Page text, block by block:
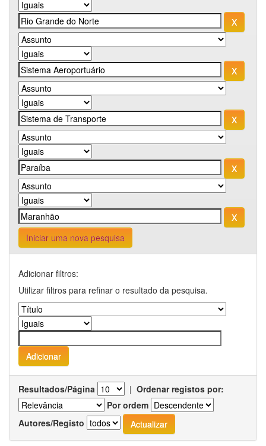
Iniciar uma nova pesquisa
Adicionar filtros:
Utilizar filtros para refinar o resultado da pesquisa.
Resultados/Página | Ordenar registos por:
Por ordem
Autores/Registo